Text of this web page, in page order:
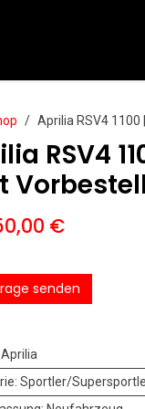
Aprilia RSV4 1100
RSV4
€
senden
Aprilia
: Sportler/